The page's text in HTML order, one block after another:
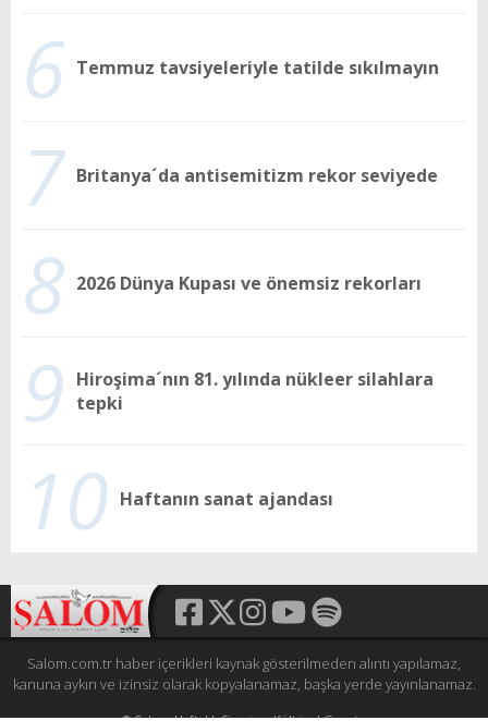
6 Temmuz tavsiyeleriyle tatilde sıkılmayın
7 Britanya´da antisemitizm rekor seviyede
8 2026 Dünya Kupası ve önemsiz rekorları
9
Hiroşima´nın 81. yılında nükleer silahlara
tepki
10 Haftanın sanat ajandası
Salom.com.tr haber içerikleri kaynak gösterilmeden alıntı yapılamaz,
kanuna aykırı ve izinsiz olarak kopyalanamaz, başka yerde yayınlanamaz.